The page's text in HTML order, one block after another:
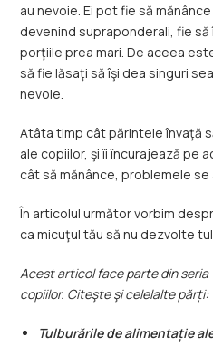
au nevoie. Ei pot fie să
devenind supraponderali, fie
porţiile prea mari. De aceea
să fie lăsaţi să îşi dea singuri
nevoie.
Atâta timp cât părintele învaţă
ale copiilor, şi îi încurajează pe
cât să mănânce, problemele
În articolul următor vorbim
ca micuţul tău să nu dezvolte
Acest articol face parte din seria
copiilor. Citeşte şi celelalte părți:
Tulburările de alimentație